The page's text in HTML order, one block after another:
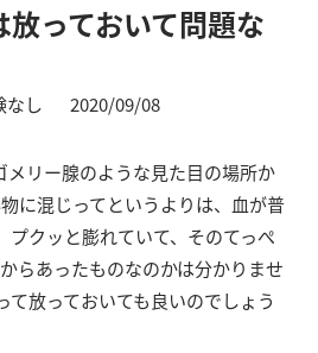
っておいて問題な
なし 2020/09/08
リー腺のような見た目の場所か
に混じってというよりは、血が普
プクッと膨れていて、そのてっぺ
らあったものなのかは分かりませ
て放っておいても良いのでしょう